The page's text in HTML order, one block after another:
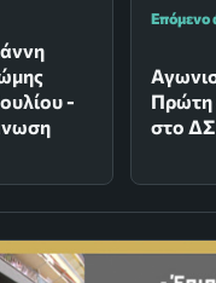
-
Επόμενο
Πρώτη
στο